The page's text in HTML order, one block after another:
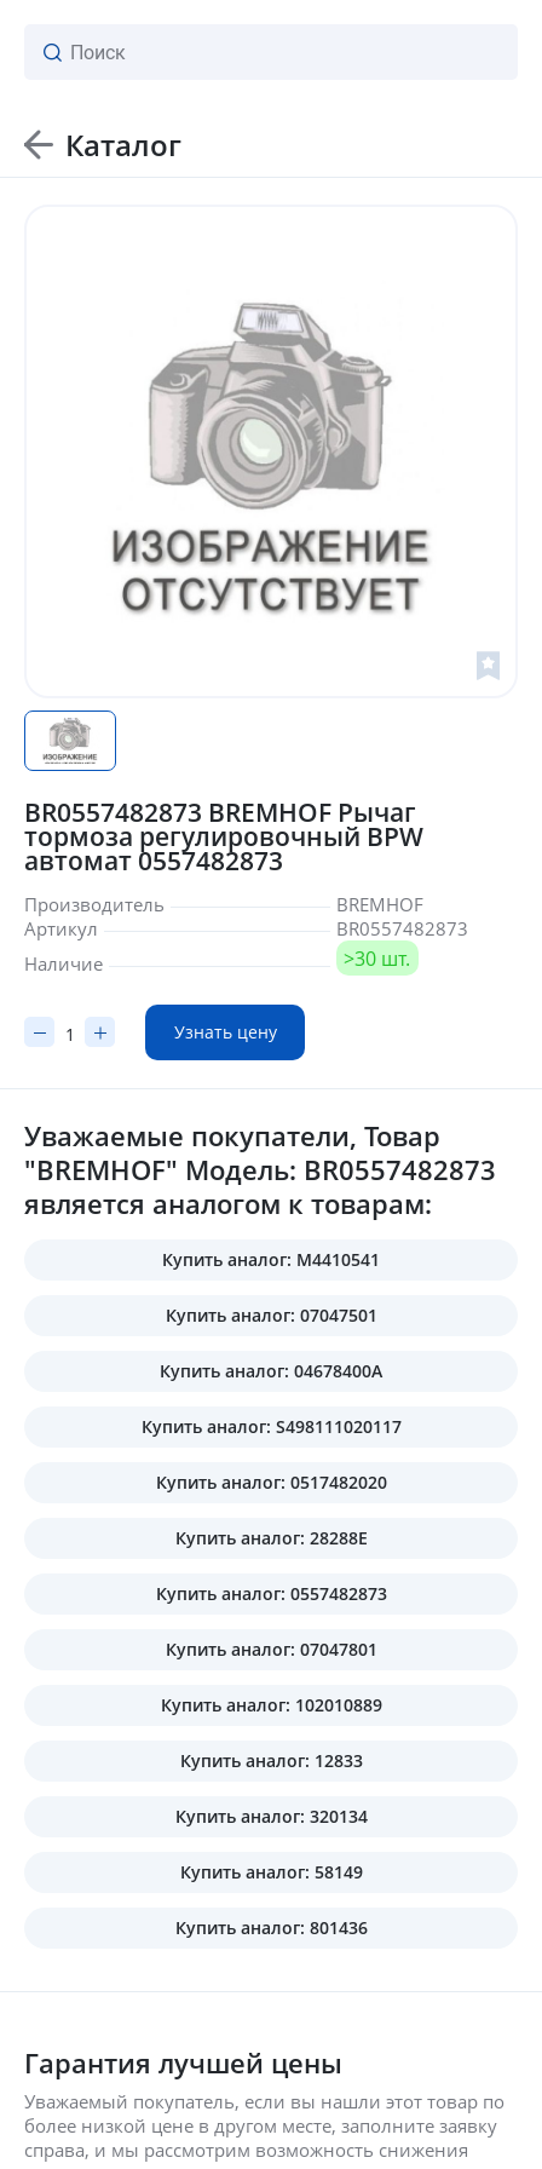
Каталог
BR0557482873 BREMHOF Рычаг
тормоза регулировочный BPW
автомат 0557482873
Производитель
BREMHOF
Артикул
BR0557482873
Наличие
>30 шт.
Узнать цену
Уважаемые покупатели, Товар
"BREMHOF" Модель: BR0557482873
является аналогом к товарам:
Купить аналог: M4410541
Купить аналог: 07047501
Купить аналог: 04678400A
Купить аналог: S498111020117
Купить аналог: 0517482020
Купить аналог: 28288E
Купить аналог: 0557482873
Купить аналог: 07047801
Купить аналог: 102010889
Купить аналог: 12833
Купить аналог: 320134
Купить аналог: 58149
Купить аналог: 801436
Гарантия лучшей цены
Уважаемый покупатель, если вы нашли этот товар по
более низкой цене в другом месте, заполните заявку
справа, и мы рассмотрим возможность снижения